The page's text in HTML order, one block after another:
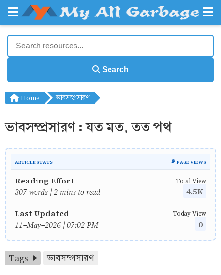
Search
Home ভাবসম্প্রসারণ
ভাবসম্প্রসারণ : যত মত, তত পথ
ARTICLE STATS 📡 PAGE VIEWS
Reading Effort
307 words | 2 mins to read
Total View
4.5K
Last Updated
11-May-2026 | 07:02 PM
Today View
0
Tags ভাবসম্প্রসারণ